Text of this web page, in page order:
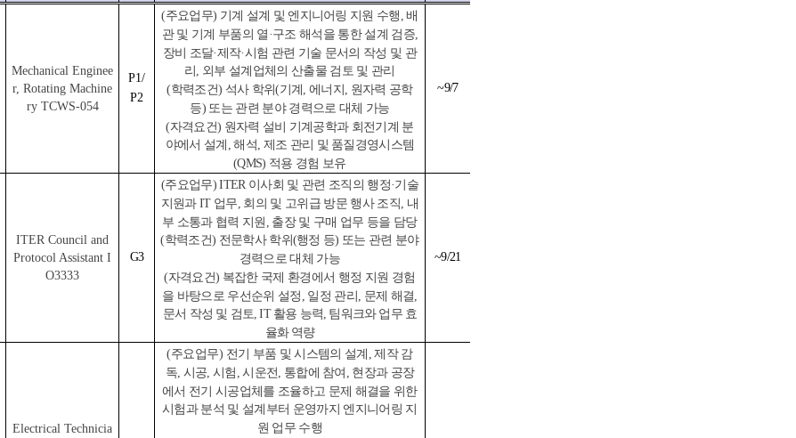
Mechanical Enginee
r, Rotating Machine
ry TCWS-054
P1/
P2
(주요업무) 기계 설계 및 엔지니어링 지원 수행, 배
관 및 기계 부품의 열·구조 해석을 통한 설계 검증,
장비 조달·제작·시험 관련 기술 문서의 작성 및 관
리, 외부 설계업체의 산출물 검토 및 관리
(학력조건) 석사 학위(기계, 에너지, 원자력 공학
등) 또는 관련 분야 경력으로 대체 가능
(자격요건) 원자력 설비 기계공학과 회전기계 분
야에서 설계, 해석, 제조 관리 및 품질경영시스템
(QMS) 적용 경험 보유
~9/7
ITER Council and
Protocol Assistant I
O3333
G3
(주요업무) ITER 이사회 및 관련 조직의 행정·기술
지원과 IT 업무, 회의 및 고위급 방문 행사 조직, 내
부 소통과 협력 지원, 출장 및 구매 업무 등을 담당
(학력조건) 전문학사 학위(행정 등) 또는 관련 분야
경력으로 대체 가능
(자격요건) 복잡한 국제 환경에서 행정 지원 경험
을 바탕으로 우선순위 설정, 일정 관리, 문제 해결,
문서 작성 및 검토, IT 활용 능력, 팀워크와 업무 효
율화 역량
~9/21
Electrical Technicia
(주요업무) 전기 부품 및 시스템의 설계, 제작 감
독, 시공, 시험, 시운전, 통합에 참여, 현장과 공장
에서 전기 시공업체를 조율하고 문제 해결을 위한
시험과 분석 및 설계부터 운영까지 엔지니어링 지
원 업무 수행